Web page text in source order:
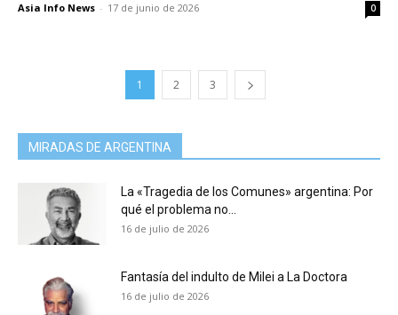
Asia Info News - 17 de junio de 2026 0
1 2 3
MIRADAS DE ARGENTINA
La «Tragedia de los Comunes» argentina: Por
qué el problema no...
16 de julio de 2026
Fantasía del indulto de Milei a La Doctora
16 de julio de 2026